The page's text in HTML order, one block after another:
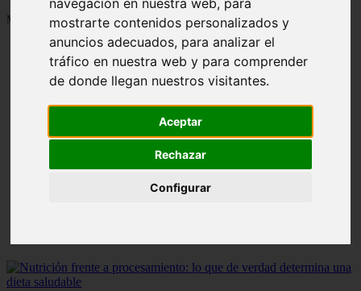
mostrarte contenidos personalizados y
anuncios adecuados, para analizar el
tráfico en nuestra web y para comprender
de donde llegan nuestros visitantes.
Aceptar
Rechazar
Configurar
Mostrando 1 - 24 de 1287 artículos
Contraindicaciones del espino amarillo: conocelas
ahora